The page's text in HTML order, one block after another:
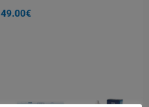
49.00€